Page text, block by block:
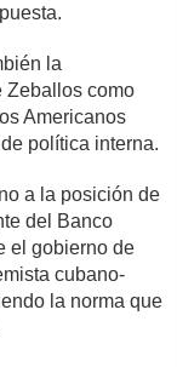
la
Zeballos como
Americanos
política interna.
a la posición de
del Banco
el gobierno de
cubano-
la norma que